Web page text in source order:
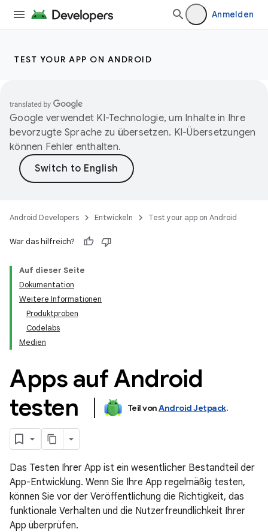
Anmelden
TEST YOUR APP ON ANDROID
Google verwendet KI-Technologie, um Inhalte in Ihre
bevorzugte Sprache zu übersetzen. KI-Übersetzungen
können Fehler enthalten.
Android Developers Entwickeln Test your app on Android
War das hilfreich?
Auf dieser Seite
Dokumentation
Weitere Informationen
Produktproben
Codelabs
Medien
Apps auf Android
testen
Teil vonAndroid Jetpack.
Das Testen Ihrer App ist ein wesentlicher Bestandteil der
App-Entwicklung. Wenn Sie Ihre App regelmäßig testen,
können Sie vor der Veröffentlichung die Richtigkeit, das
funktionale Verhalten und die Nutzerfreundlichkeit Ihrer
App überprüfen.